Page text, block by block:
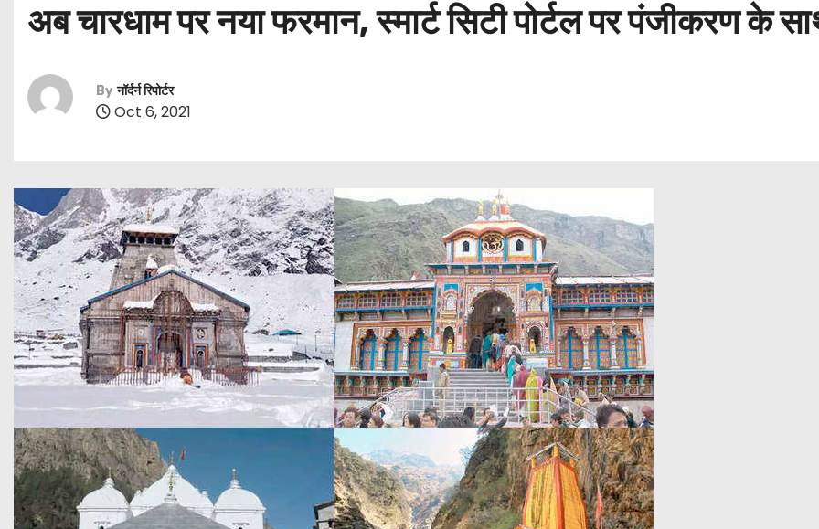
अब चारधाम पर नया फरमान, स्मार्ट सिटी पोर्टल पर पंजीकरण के
By नॉर्दर्न रिपोर्टर
Oct 6, 2021